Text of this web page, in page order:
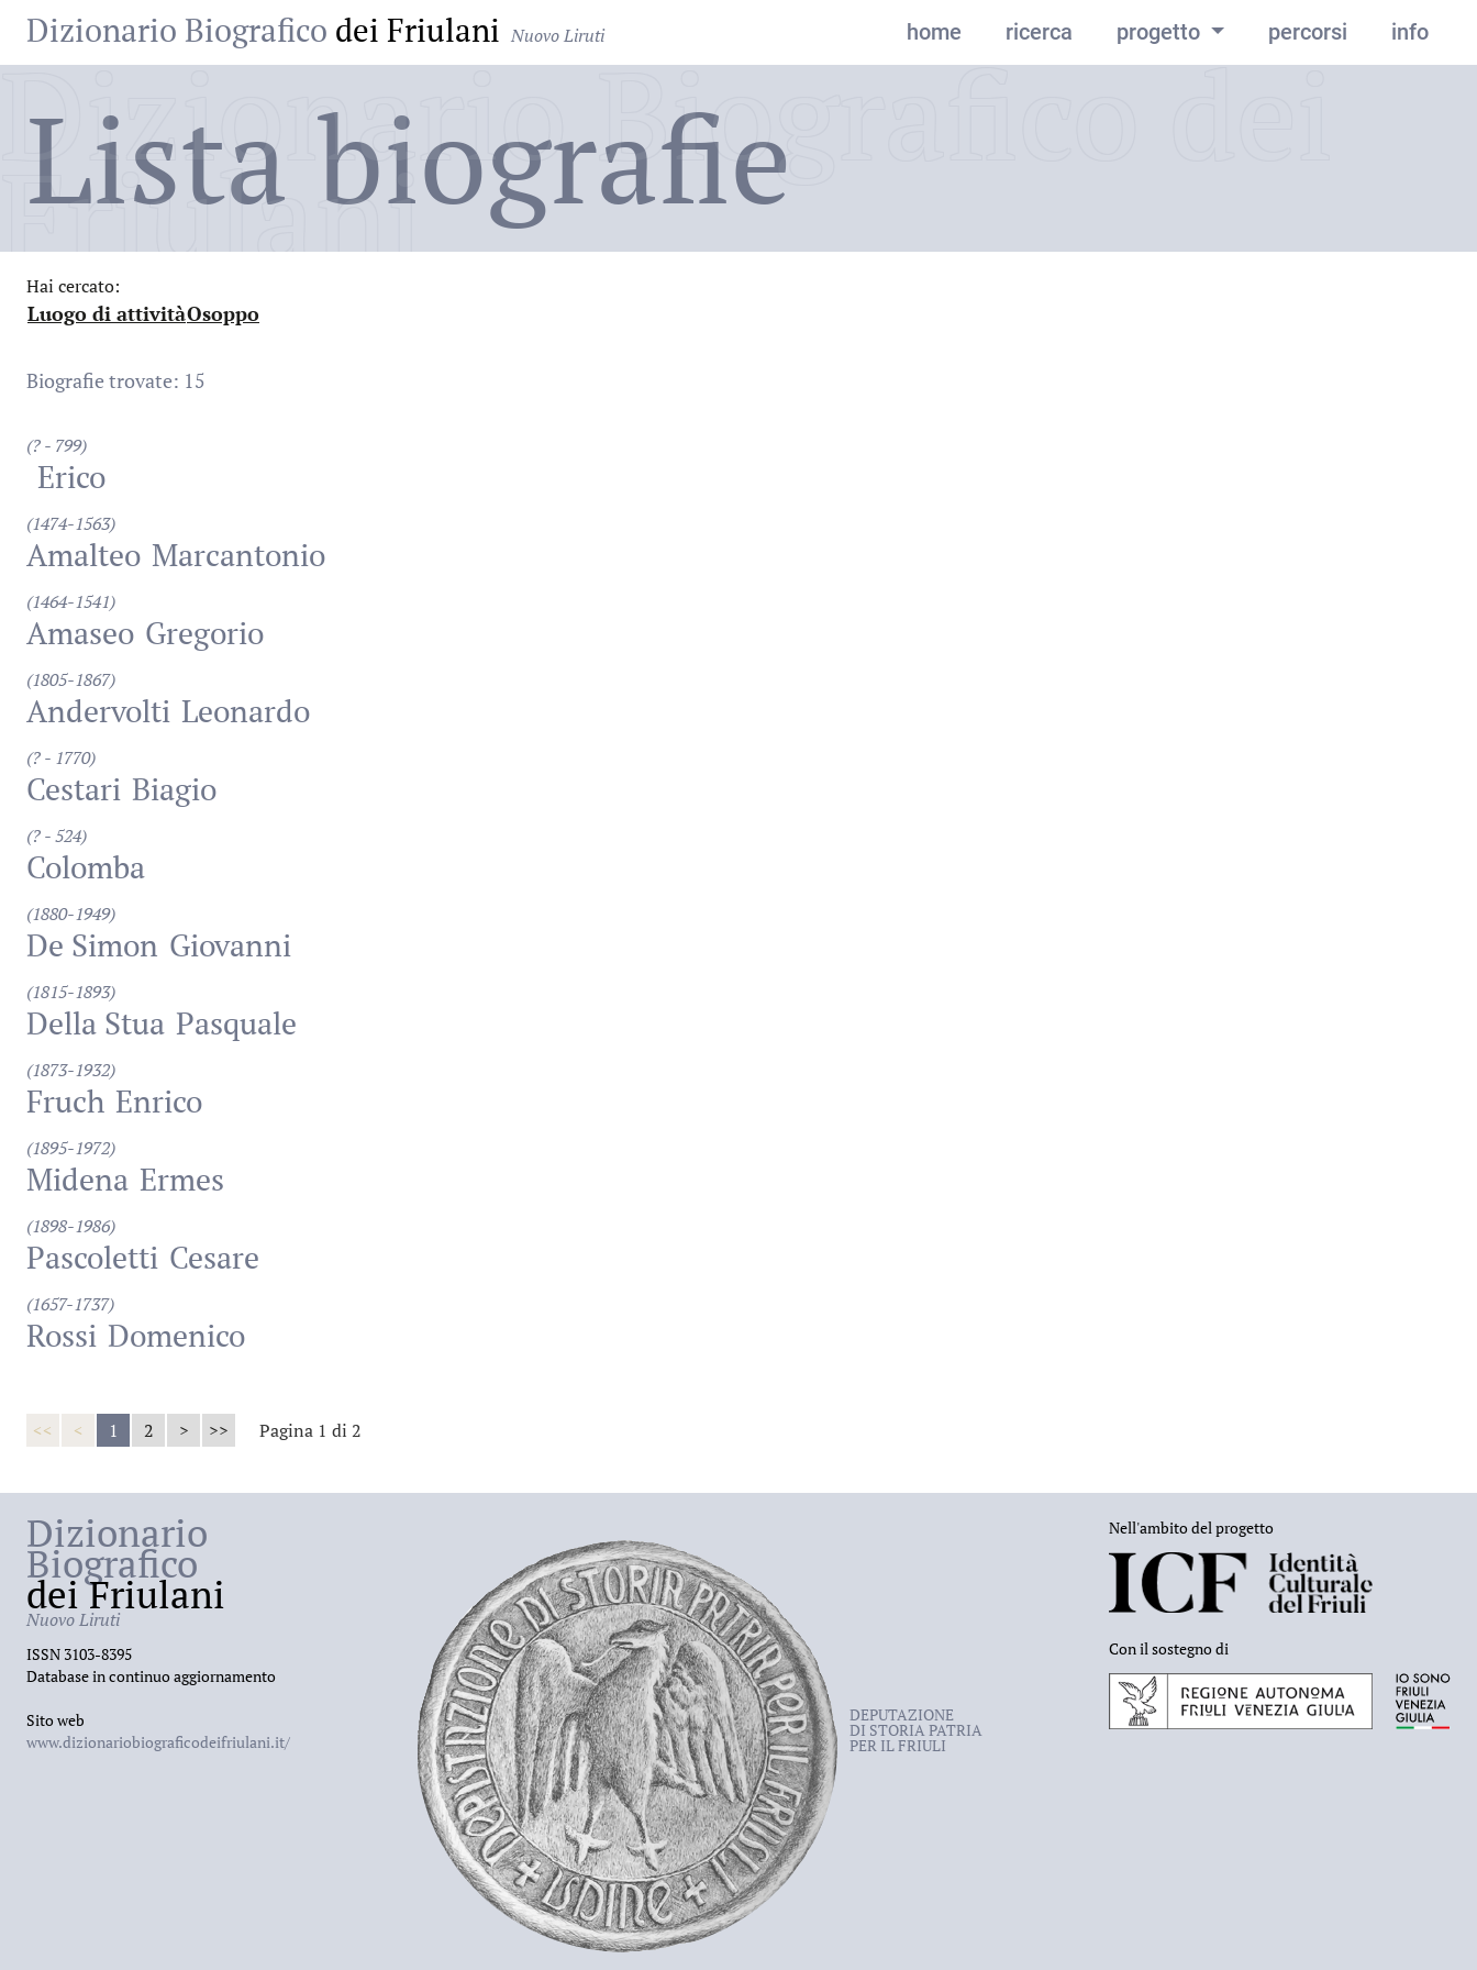
Dizionario Biografico dei Friulani Nuovo Liruti home ricerca progetto percorsi info
Dizionario Biografico dei
Friulani
Lista biografie
Hai cercato:
Luogo di attività
:Osoppo
Biografie trovate: 15
(? - 799)
Erico
(1474-1563)
Amalteo Marcantonio
(1464-1541)
Amaseo Gregorio
(1805-1867)
Andervolti Leonardo
(? - 1770)
Cestari Biagio
(? - 524)
Colomba
(1880-1949)
De Simon Giovanni
(1815-1893)
Della Stua Pasquale
(1873-1932)
Fruch Enrico
(1895-1972)
Midena Ermes
(1898-1986)
Pascoletti Cesare
(1657-1737)
Rossi Domenico
<< < 1 2 > >> Pagina 1 di 2
Dizionario
Biografico
dei Friulani
Nuovo Liruti
ISSN 3103-8395
Database in continuo aggiornamento
Sito web
www.dizionariobiograficodeifriulani.it/
DEPUTAZIONE
DI STORIA PATRIA
PER IL FRIULI
Nell'ambito del progetto
Con il sostegno di